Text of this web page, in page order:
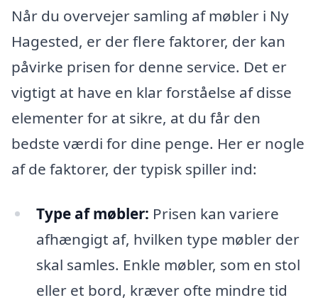
Når du overvejer samling af møbler i Ny
Hagested, er der flere faktorer, der kan
påvirke prisen for denne service. Det er
vigtigt at have en klar forståelse af disse
elementer for at sikre, at du får den
bedste værdi for dine penge. Her er nogle
af de faktorer, der typisk spiller ind:
Type af møbler: Prisen kan variere
afhængigt af, hvilken type møbler der
skal samles. Enkle møbler, som en stol
eller et bord, kræver ofte mindre tid